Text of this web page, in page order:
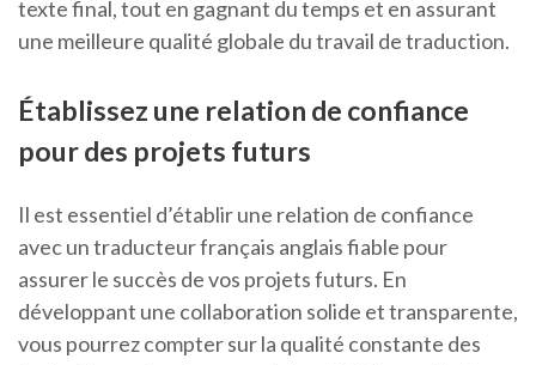
texte final, tout en gagnant du temps et en assurant
une meilleure qualité globale du travail de traduction.
Établissez une relation de confiance
pour des projets futurs
Il est essentiel d’établir une relation de confiance
avec un traducteur français anglais fiable pour
assurer le succès de vos projets futurs. En
développant une collaboration solide et transparente,
vous pourrez compter sur la qualité constante des